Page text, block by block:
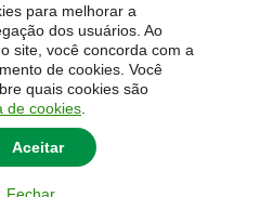
para melhorar a
dos usuários. Ao
site, você concorda com a
de cookies. Você
quais cookies são
de cookies
Aceitar